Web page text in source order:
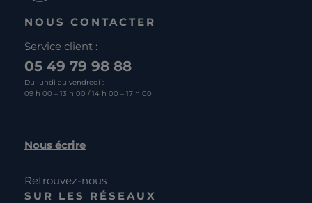
NOUS CONTACTER
Service client :
05 49 79 98 88
Du lundi au vendredi :
09 h 00 – 13 h 00 / 14 h 00 – 17 h 00
Nous écrire
Retrouvez-nous
SUR LES RÉSEAUX